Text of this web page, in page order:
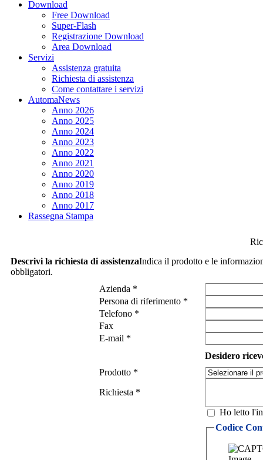
Download
Free Download
Super-Flash
Registrazione Download
Area Download
Servizi
Assistenza gratuita
Richiesta di assistenza
Come contattare i servizi
AutomaNews
Anno 2026
Anno 2025
Anno 2024
Anno 2023
Anno 2022
Anno 2021
Anno 2020
Anno 2019
Anno 2018
Anno 2017
Rassegna Stampa
Descrivi la richiesta di assistenzaIndica il prodotto e le
obbligatori.
Azienda *
Persona di riferimento *
Telefono *
Fax
E-mail *
Desidero
Prodotto *
Richiesta *
Ho letto
Codice